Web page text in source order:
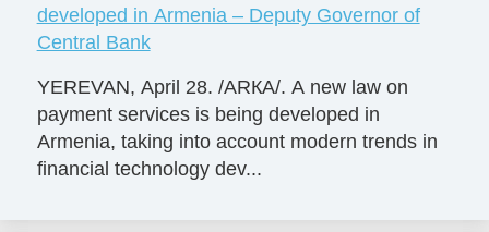
developed in Armenia – Deputy Governor of
Central Bank
YEREVAN, April 28. /ARКА/. A new law on
payment services is being developed in
Armenia, taking into account modern trends in
financial technology dev...